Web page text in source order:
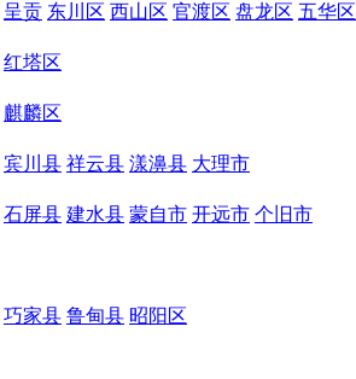
呈贡 东川区 西山区 官渡区 盘龙区 五华区
红塔区
麒麟区
宾川县 祥云县 漾濞县 大理市
石屏县 建水县 蒙自市 开远市 个旧市
巧家县 鲁甸县 昭阳区